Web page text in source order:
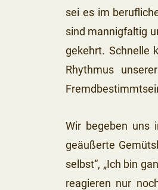
sei es im
sind mannigfaltig
gekehrt. Schnelle
Rhythmus
Wir begeben uns
geäußerte
selbst“, „Ich bin
reagieren nur